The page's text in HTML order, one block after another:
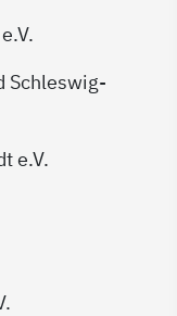
Schleswig-
e.V.